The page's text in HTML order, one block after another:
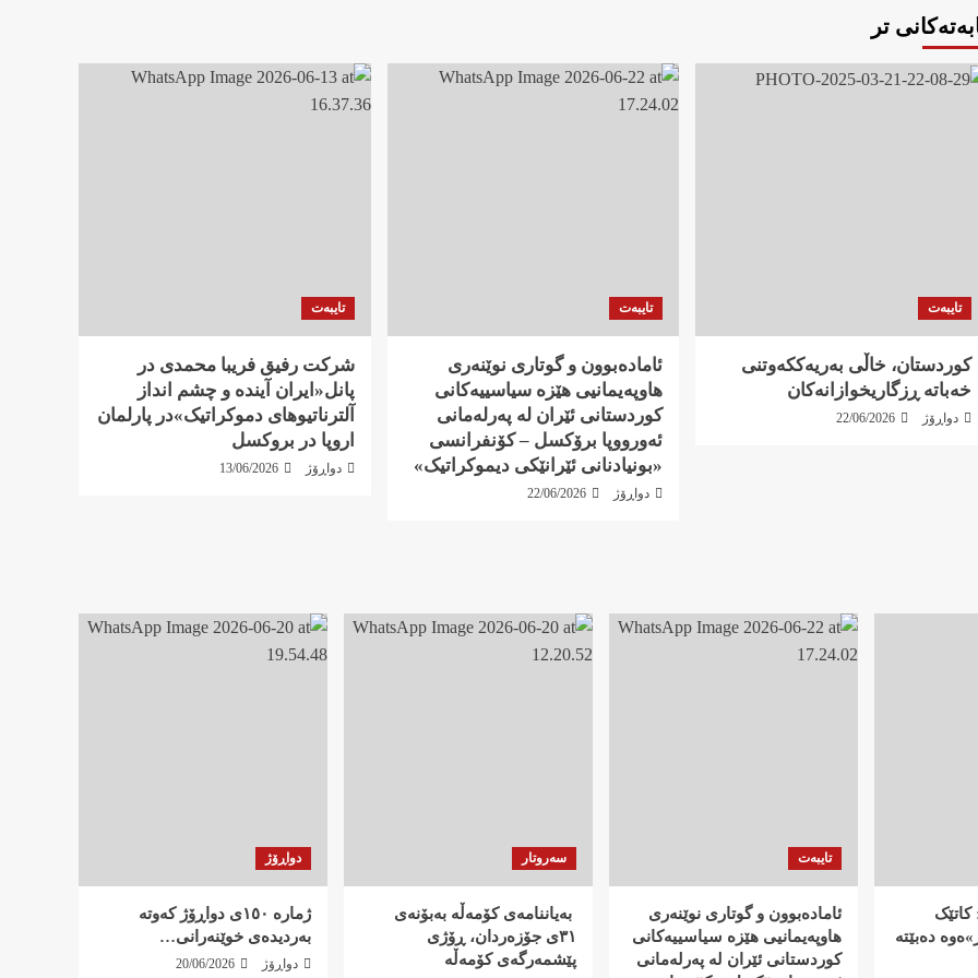
تر
تایبەت
کوردستان، خاڵی بەریەککەوتنی
خەباتە ڕزگاریخوازانەکان
دواڕۆژ 22/06/2026
تایبەت
ئامادەبوون و گوتاری نوێنەری
هاوپەیمانیی هێزە سیاسییەکانی
کوردستانی ئێران لە پەرلەمانی
ئەورووپا برۆکسل – کۆنفرانسی
«بونیادنانی ئێرانێکی دیموکراتیک»
دواڕۆژ 22/06/2026
تایبەت
شرکت رفيق فریبا محمدی در
پانل«ایران آیندە و چشم انداز
آلترناتیوهای دموکراتیک»در پارلمان
اروپا در بروکسل
دواڕۆژ 13/06/2026
دەبێتە
تایبەت
ئامادەبوون و گوتاری نوێنەری
هاوپەیمانیی هێزە سیاسییەکانی
کوردستانی ئێران لە پەرلەمانی
سەروتار
‍ بەیاننامەی کۆمەڵە بەبۆنەی
٣١ی جۆزەردان، ڕۆژی
پێشمەرگەی کۆمەڵە
دواڕۆژ
ژمارە ١٥٠ی دواڕۆژ کەوتە
بەردیدەی خوێنەرانی…
دواڕۆژ 20/06/2026